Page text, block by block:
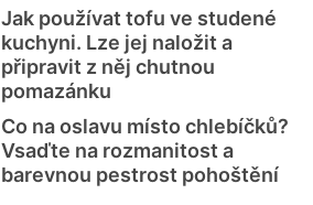
Jak používat tofu ve studené
kuchyni. Lze jej naložit a
připravit z něj chutnou
pomazánku
Co na oslavu místo chlebíčků?
Vsaďte na rozmanitost a
barevnou pestrost pohoštění